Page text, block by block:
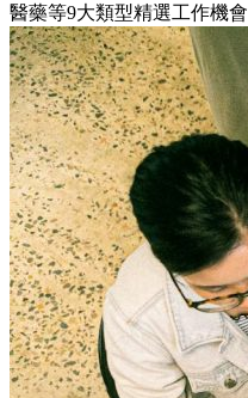
醫藥等9大類型精選工作機會